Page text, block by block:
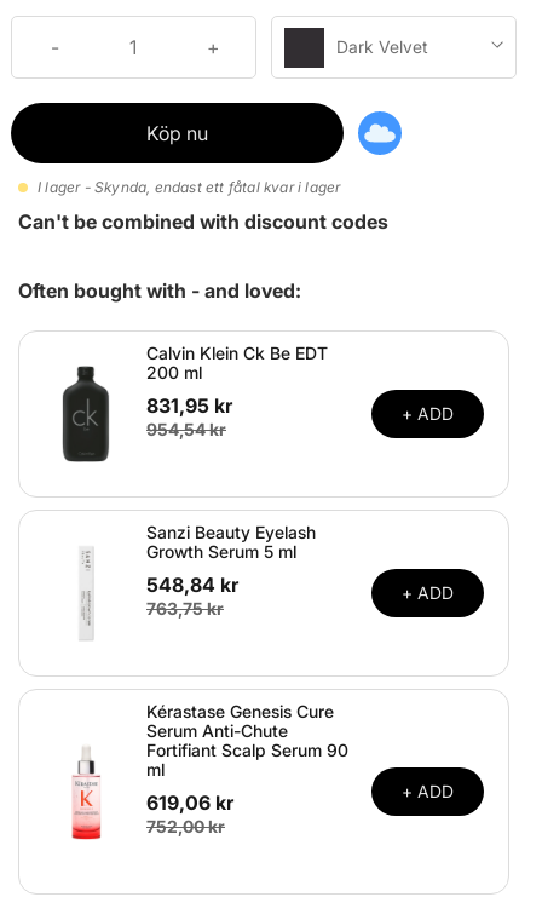
Dark Velvet
Köp nu
I lager - Skynda, endast ett fåtal kvar i lager
Can't be combined with discount codes
Often bought with - and loved:
Calvin Klein Ck Be EDT
200 ml
831,95 kr
954,54 kr
+ ADD
Sanzi Beauty Eyelash
Growth Serum 5 ml
548,84 kr
763,75 kr
+ ADD
Kérastase Genesis Cure
Serum Anti-Chute
Fortifiant Scalp Serum 90
ml
619,06 kr
752,00 kr
+ ADD